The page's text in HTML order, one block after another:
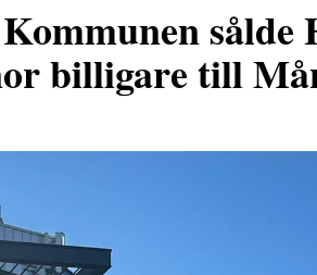
sålde
billigare till